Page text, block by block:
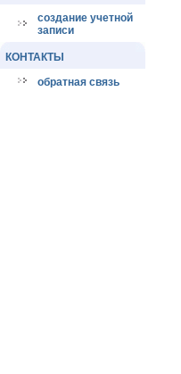
создание учетной
записи
КОНТАКТЫ
обратная связь